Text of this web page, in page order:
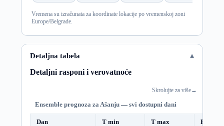
Vremena su izračunata za koordinate lokacije po vremenskoj zoni
Europe/Belgrade.
Detaljna tabela
Detaljni rasponi i verovatnoće
Skrolujte za više→
Ensemble prognoza za Ašanju — svi dostupni dani
Dan T min T max